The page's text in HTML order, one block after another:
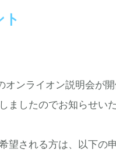
ンライオン説明会が
ましたのでお知らせいた
望される方は、以下の